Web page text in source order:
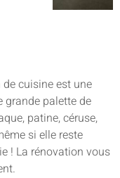
cuisine est une
grande palette de
patine, céruse,
si elle reste
! La rénovation vous